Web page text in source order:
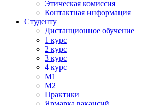
Этическая комиссия
Контактная информация
Студенту
Дистанционное обучение
1 курс
2 курс
3 курс
4 курс
М1
М2
Практики